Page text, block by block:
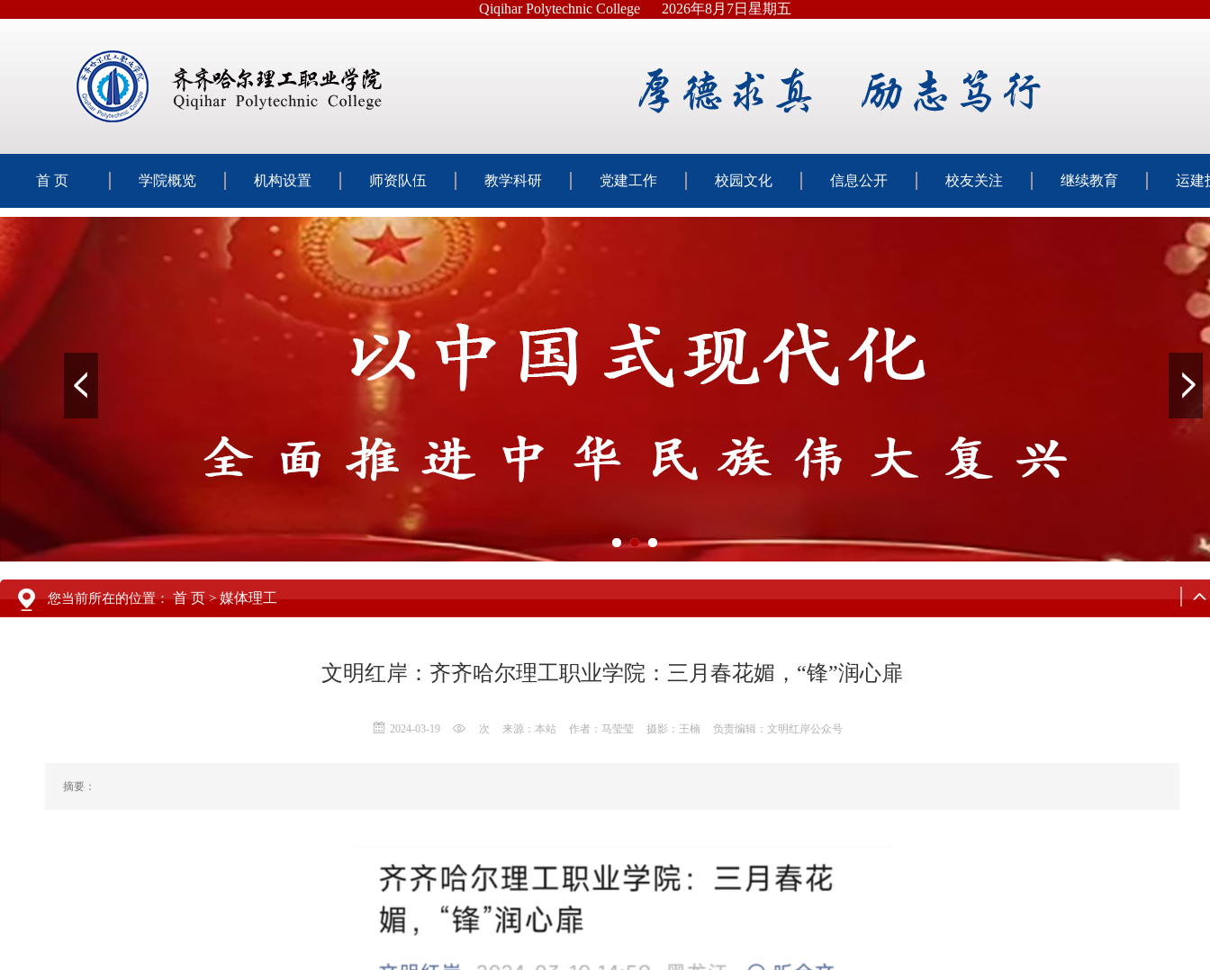
Qiqihar Polytechnic College 2026年8月7日星期五
首 页 学院概览 机构设置 师资队伍 教学科研 党建工作 校园文化 信息公开 校友关注 继续教育 运建
您当前所在的位置：首 页>媒体理工
文明红岸：齐齐哈尔理工职业学院：三月春花媚，“锋”润心扉
2024-03-19 次 来源：本站 作者：马莹莹 摄影：王楠 负责编辑：文明红岸公众号
摘要：